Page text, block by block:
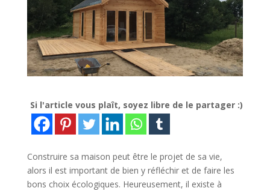
Si l'article vous plaît, soyez libre de le partager :)
Construire sa maison peut être le projet de sa vie,
alors il est important de bien y réfléchir et de faire les
bons choix écologiques. Heureusement, il existe à